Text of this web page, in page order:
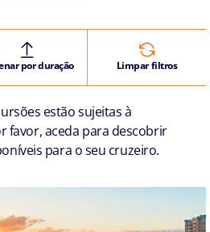
por duração Limpar filtros
estão sujeitas à
favor, aceda para descobrir
para o seu cruzeiro.